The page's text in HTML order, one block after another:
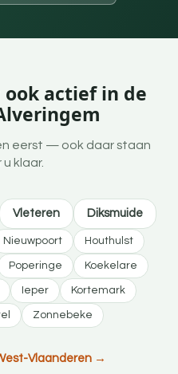
actief in de
eerst — ook daar staan
klaar.
Vleteren Diksmuide
Nieuwpoort Houthulst
Poperinge Koekelare
Ieper Kortemark
Zonnebeke
Vlaanderen →